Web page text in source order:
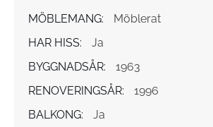
MÖBLEMANG:
Möblerat
HAR HISS:
Ja
BYGGNADSÅR:
1963
RENOVERINGSÅR:
1996
BALKONG:
Ja